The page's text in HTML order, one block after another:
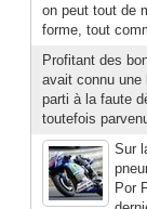
on peut tout de
forme, tout
Profitant des
avait connu une
parti à la faute
toutefois
Sur
Por